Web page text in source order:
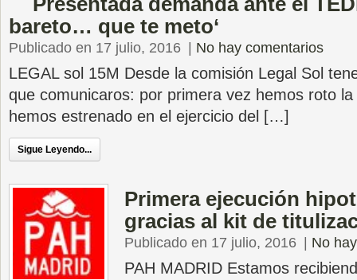
bareto… que te meto‘
Publicado en 17 julio, 2016 No hay comentarios
LEGAL sol 15M Desde la comisión Legal Sol
que comunicaros: por primera vez hemos roto
hemos estrenado en el ejercicio del […]
Sigue Leyendo...
Primera ejecución
gracias al kit de
Publicado en 17 julio, 2016 No
PAH MADRID Estamos